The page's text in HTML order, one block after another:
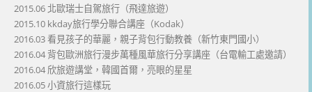
2015.06 北歐瑞士自駕旅行（飛達旅遊）
2015.10 kkday旅行學分聯合講座（Kodak）
2016.03 看見孩子的華麗，親子背包行動教養（新竹東門國小）
2016.04 背包歐洲旅行漫步萬種風華旅行分享講座（台電輸工處邀請）
2016.04 欣旅遊講堂，韓國首爾，亮眼的星星
2016.05 小資旅行這樣玩